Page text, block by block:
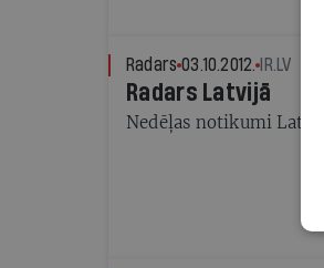
Radars 03.10.2012. IR.LV
Radars Latvijā
Nedēļas notikumi Latvijā